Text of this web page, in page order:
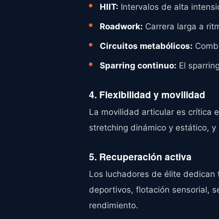
HIIT: Intervalos de alta
Roadwork: Carrera larga a
Circuitos metabólicos:
Sparring continuo: El
4. Flexibilidad y movilidad
La movilidad articular es crítica
stretching dinámico y estático,
5. Recuperación activa
Los luchadores de élite
deportivos, flotación sensorial,
rendimiento.